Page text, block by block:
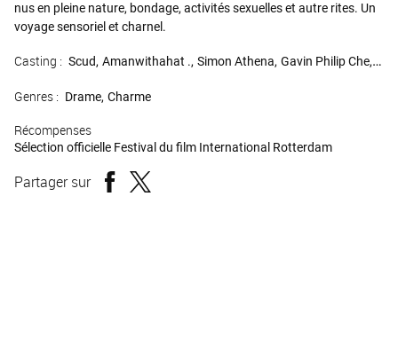
nus en pleine nature, bondage, activités sexuelles et autre rites. Un
voyage sensoriel et charnel.
Casting : Scud Amanwithahat . Simon Athena Gavin Philip Che
Genres : Drame Charme
Récompenses
Sélection officielle Festival du film International Rotterdam
Partager sur